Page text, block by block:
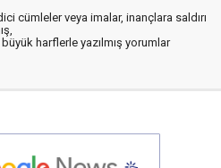
cümleler veya imalar, inançlara saldırı
harflerle yazılmış yorumlar